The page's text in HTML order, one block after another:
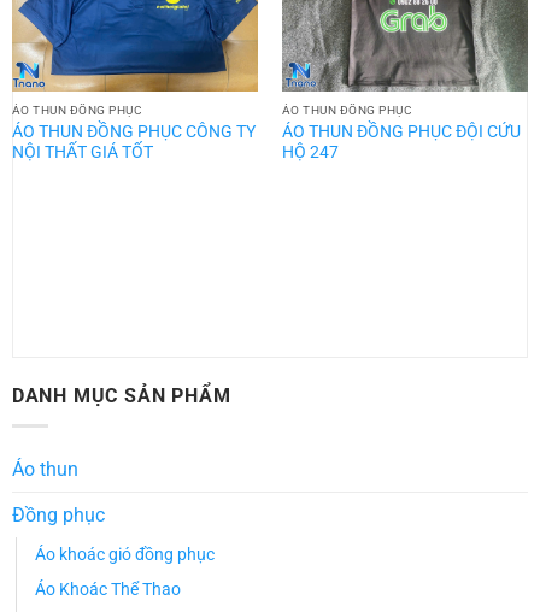
ÁO THUN ĐỒNG PHỤC
ÁO THUN ĐỒNG PHỤC CÔNG TY
NỘI THẤT GIÁ TỐT
ÁO THUN ĐỒNG PHỤC
ÁO THUN ĐỒNG PHỤC ĐỘI CỨU
HỘ 247
DANH MỤC SẢN PHẨM
Áo thun
Đồng phục
Áo khoác gió đồng phục
Áo Khoác Thể Thao